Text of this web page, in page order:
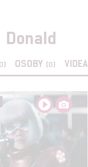
Donald
OSOBY (0) VIDEA